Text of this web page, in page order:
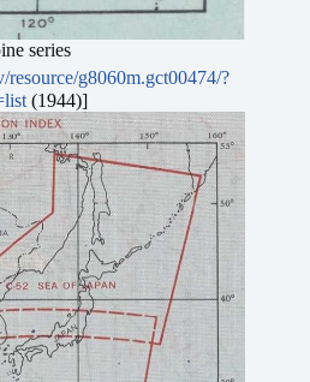
series
g8060m.gct00474/?
(1944)]